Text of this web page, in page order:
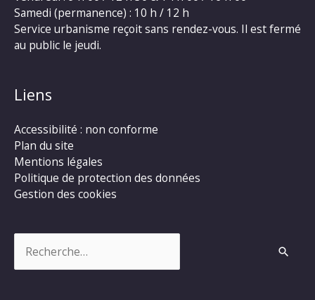
Samedi (permanence) : 10 h / 12 h
Service urbanisme reçoit sans rendez-vous. Il est fermé
au public le jeudi.
Liens
Accessibilité : non conforme
Plan du site
Mentions légales
Politique de protection des données
Gestion des cookies